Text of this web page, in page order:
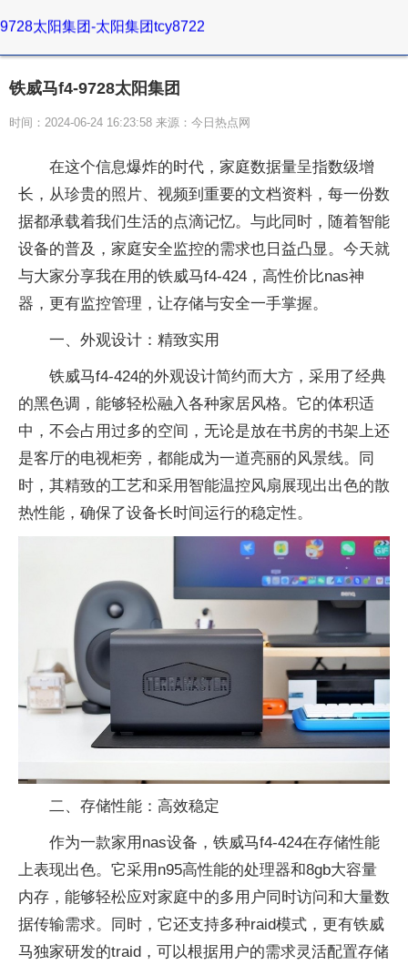
9728太阳集团-太阳集团tcy8722
铁威马f4-9728太阳集团
时间：2024-06-24 16:23:58 来源：今日热点网
在这个信息爆炸的时代，家庭数据量呈指数级增
长，从珍贵的照片、视频到重要的文档资料，每一份数
据都承载着我们生活的点滴记忆。与此同时，随着智能
设备的普及，家庭安全监控的需求也日益凸显。今天就
与大家分享我在用的铁威马f4-424，高性价比nas神
器，更有监控管理，让存储与安全一手掌握。
一、外观设计：精致实用
铁威马f4-424的外观设计简约而大方，采用了经典
的黑色调，能够轻松融入各种家居风格。它的体积适
中，不会占用过多的空间，无论是放在书房的书架上还
是客厅的电视柜旁，都能成为一道亮丽的风景线。同
时，其精致的工艺和采用智能温控风扇展现出出色的散
热性能，确保了设备长时间运行的稳定性。
二、存储性能：高效稳定
作为一款家用nas设备，铁威马f4-424在存储性能
上表现出色。它采用n95高性能的处理器和8gb大容量
内存，能够轻松应对家庭中的多用户同时访问和大量数
据传输需求。同时，它还支持多种raid模式，更有铁威
马独家研发的traid，可以根据用户的需求灵活配置存储